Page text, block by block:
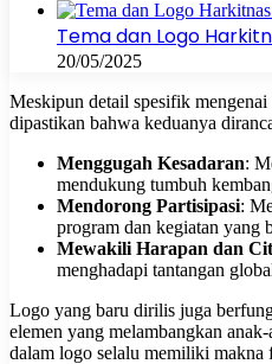
Tema dan Logo
20/05/2025
Meskipun detail spesifik
dipastikan bahwa keduanya
Menggugah Kesadaran:
mendukung tumbuh
Mendorong Partisipasi:
program dan kegiatan yang
Mewakili Harapan dan
menghadapi tantangan
Logo yang baru dirilis juga
elemen yang melambangkan
dalam logo selalu memiliki makna